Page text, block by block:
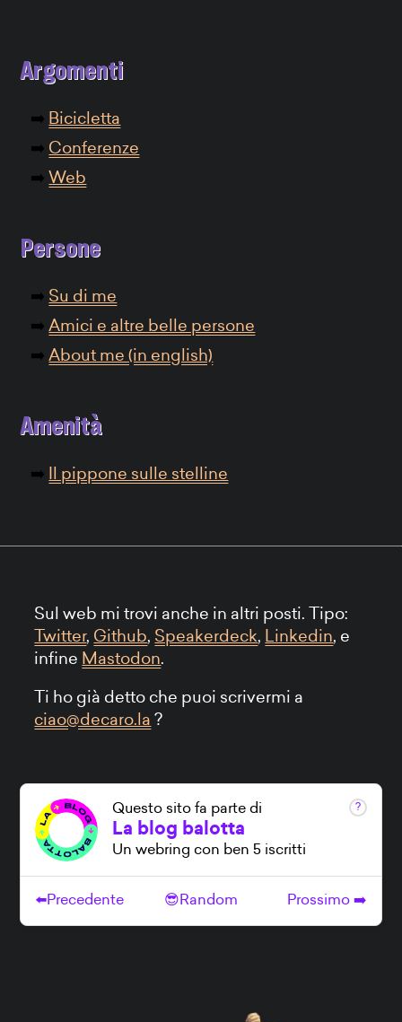
Argomenti
Bicicletta
Conferenze
Web
Persone
Su di me
Amici e altre belle persone
About me (in english)
Amenità
Il pippone sulle stelline
Sul web mi trovi anche in altri posti. Tipo:
Twitter, Github, Speakerdeck, Linkedin, e
infine Mastodon.
Ti ho già detto che puoi scrivermi a
ciao@decaro.la ?